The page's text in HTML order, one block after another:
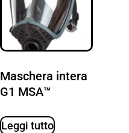
Maschera intera
G1 MSA™
Leggi tutto